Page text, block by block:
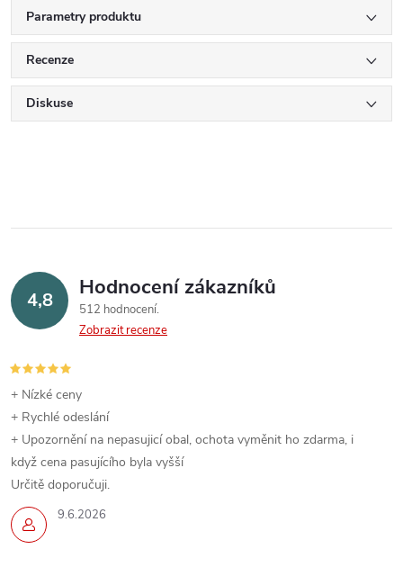
Parametry produktu
Recenze
Diskuse
4,8 Hodnocení zákazníků
512 hodnocení
Zobrazit recenze
9.6.2026
+ Nízké ceny
+ Rychlé odeslání
+ Upozornění na nepasujicí obal, ochota vyměnit ho zdarma, i
když cena pasujícího byla vyšší
Určitě doporučuji.